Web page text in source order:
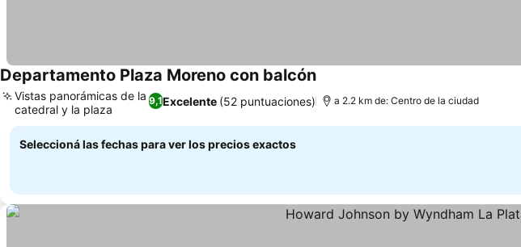
Departamento Plaza Moreno con balcón
9,1Excelente (52 puntuaciones)
Vistas panorámicas de la
catedral y la plaza
a 2.2 km de: Centro de la ciudad
Seleccioná las fechas para ver los precios exactos